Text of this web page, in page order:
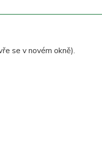
se v novém okně).